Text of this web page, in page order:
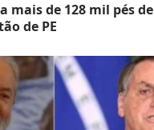
mais de 128 mil pés de
de PE